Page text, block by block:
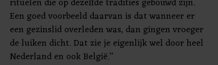
Een goed voorbeeld daarvan is dat wanneer er
een gezinslid overleden was, dan gingen vroeger
de luiken dicht. Dat zie je eigenlijk wel door heel
Nederland en ook België.’’